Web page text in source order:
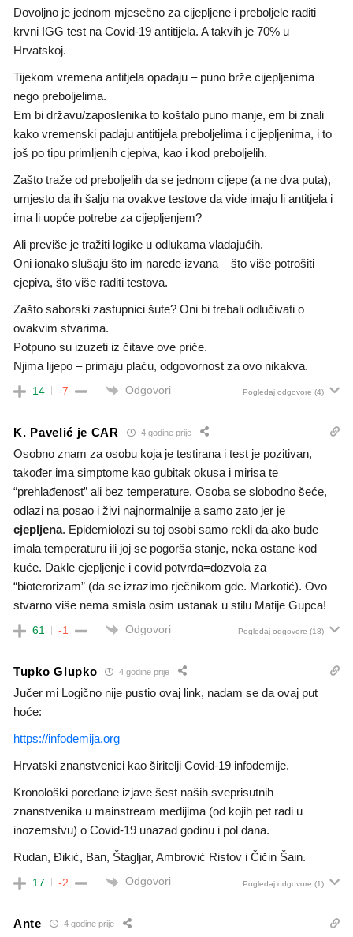
Dovoljno je jednom mjesečno za cijepljene i preboljele raditi
krvni IGG test na Covid-19 antitijela. A takvih je 70% u
Hrvatskoj.
Tijekom vremena antitjela opadaju – puno brže cijepljenima
nego preboljelima.
Em bi državu/zaposlenika to koštalo puno manje, em bi znali
kako vremenski padaju antitijela preboljelima i cijepljenima, i to
još po tipu primljenih cjepiva, kao i kod preboljelih.
Zašto traže od preboljelih da se jednom cijepe (a ne dva puta),
umjesto da ih šalju na ovakve testove da vide imaju li antitjela i
ima li uopće potrebe za cijepljenjem?
Ali previše je tražiti logike u odlukama vladajućih.
Oni ionako slušaju što im narede izvana – što više potrošiti
cjepiva, što više raditi testova.
Zašto saborski zastupnici šute? Oni bi trebali odlučivati o
ovakvim stvarima.
Potpuno su izuzeti iz čitave ove priče.
Njima lijepo – primaju plaću, odgovornost za ovo nikakva.
14 -7 Odgovori Pogledaj odgovore (4)
K. Pavelić je CAR 4 godine prije
Osobno znam za osobu koja je testirana i test je pozitivan,
također ima simptome kao gubitak okusa i mirisa te
“prehlađenost” ali bez temperature. Osoba se slobodno šeće,
odlazi na posao i živi najnormalnije a samo zato jer je
cjepljena. Epidemiolozi su toj osobi samo rekli da ako bude
imala temperaturu ili joj se pogorša stanje, neka ostane kod
kuće. Dakle cjepljenje i covid potvrda=dozvola za
“bioterorizam” (da se izrazimo rječnikom gđe. Markotić). Ovo
stvarno više nema smisla osim ustanak u stilu Matije Gupca!
61 -1 Odgovori Pogledaj odgovore (18)
Tupko Glupko 4 godine prije
Jučer mi Logično nije pustio ovaj link, nadam se da ovaj put
hoće:
https://infodemija.org
Hrvatski znanstvenici kao širitelji Covid-19 infodemije.
Kronološki poredane izjave šest naših sveprisutnih
znanstvenika u mainstream medijima (od kojih pet radi u
inozemstvu) o Covid-19 unazad godinu i pol dana.
Rudan, Đikić, Ban, Štagljar, Ambrović Ristov i Čičin Šain.
17 -2 Odgovori Pogledaj odgovore (1)
Ante 4 godine prije